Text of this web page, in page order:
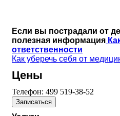
Если вы пострадали от
полезная информация
ответственности
Как уберечь себя от
Цены
Телефон: 499 519-38-52
Записаться